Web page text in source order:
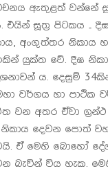
ඇතුළත් වන්නේ
එයින් සූත්‍ර පිටකය –
අංගුත්තර නිකාය
යුක්ත වේ. දීඝ
ය. දෙසුම්
වර්ගය හා පාථික
වන අතර ඒවා ග්‍රන්ථ
දෙවන පොත්
ඒ මෙහි බොහෝ
බැවින් විය හැක.